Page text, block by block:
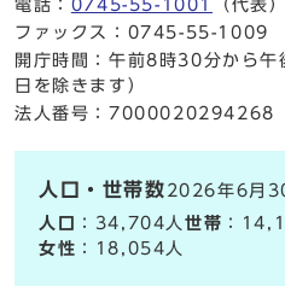
電話： 0745-55-1001
（代表）
ファックス：0745-55-1009
開庁時間：午前8時30分から
日を除きます）
法人番号：7000020294268
人口・世帯数 2026年6月
人口
：34,704人世帯 ：
女性 ：18,054人